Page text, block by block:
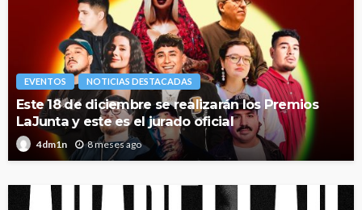
EVENTOS NOTICIAS DESTACADAS
Este 18 de diciembre se realizarán los Premios
LaJunta y este es el jurado oficial
4dm1n 8 meses ago